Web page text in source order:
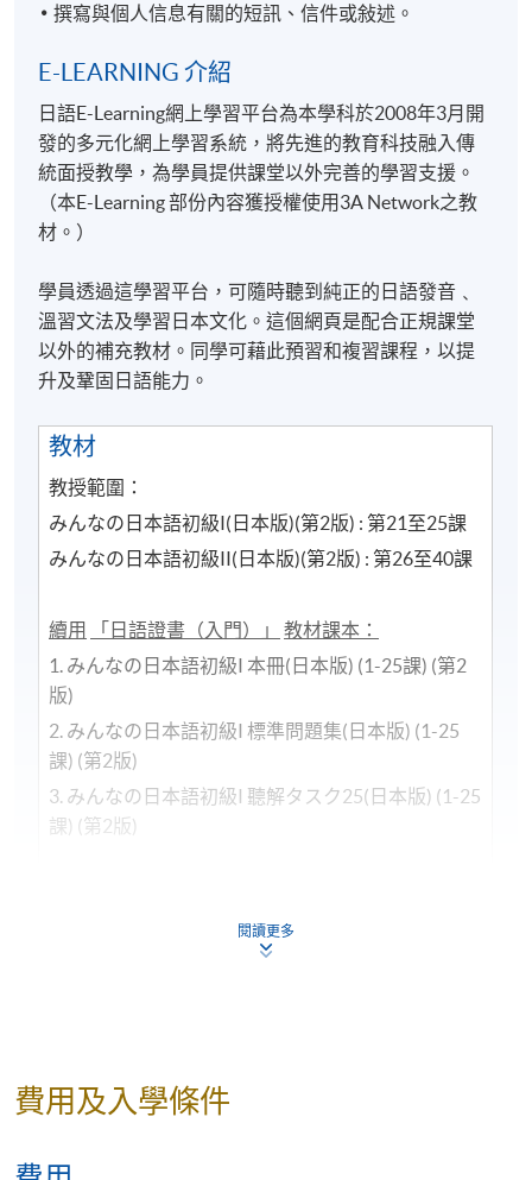
撰寫與個人信息有關的短訊、信件或敍述。
E-LEARNING 介紹
日語E-Learning網上學習平台為本學科於2008年3月開
發的多元化網上學習系統，將先進的教育科技融入傳
統面授教學，為學員提供課堂以外完善的學習支援。
（本E-Learning 部份內容獲授權使用3A Network之教
材。）
學員透過這學習平台，可隨時聽到純正的日語發音﹑
溫習文法及學習日本文化。這個網頁是配合正規課堂
以外的補充教材。同學可藉此預習和複習課程，以提
升及鞏固日語能力。
教材
教授範圍：
みんなの日本語初級I(日本版)(第2版) : 第21至25課
みんなの日本語初級II(日本版)(第2版) : 第26至40課
續用 「 日語證書（ 入門） 」
教材課本：
1. みんなの日本語初級I 本冊(日本版) (1-25課) (第2
版)
2. みんなの日本語初級I 標準問題集(日本版) (1-25
課) (第2版)
3. みんなの日本語初級I 聽解タスク25(日本版) (1-25
課) (第2版)
4. みんなの日本語 初級 Ⅱ本冊 (日本版) (26-50課)
(26-50課) ( 第二版) （3A Corporation 出版）
教材購買：學院直接由日本3ACorporation （出版
閱讀更多
費用及入學條件